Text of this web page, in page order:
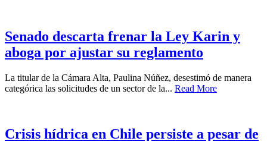
Senado descarta frenar la Ley Karin y
aboga por ajustar su reglamento
La titular de la Cámara Alta, Paulina Núñez, desestimó de manera
categórica las solicitudes de un sector de la... Read More
Crisis hídrica en Chile persiste a pesar de